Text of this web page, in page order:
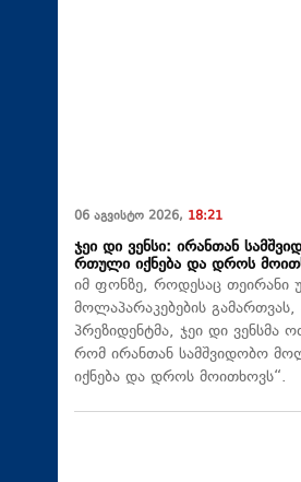
06 აგვისტო 2026, 18:21
ჯეი დი ვენსი: ირანთან
რთული იქნება და დროს
იმ ფონზე, როდესაც თეირანი
მოლაპარაკებების გამართვას,
პრეზიდენტმა, ჯეი დი ვენსმა
რომ ირანთან სამშვიდობო
იქნება და დროს მოითხოვს“.